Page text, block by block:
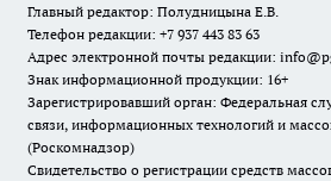
Главный редактор: Полудницына Е.В.
Телефон редакции: +7 937 443 83 63
Адрес электронной почты редакции:
Знак информационной продукции: 16+
Зарегистрировавший орган: Федеральная
связи, информационных технологий и
(Роскомнадзор)
Свидетельство о регистрации средств